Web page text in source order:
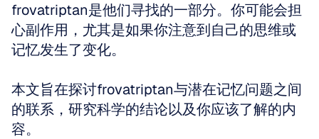
frovatriptan是他们寻找的一部分。你可能会担
心副作用，尤其是如果你注意到自己的思维或
记忆发生了变化。
本文旨在探讨frovatriptan与潜在记忆问题之间
的联系，研究科学的结论以及你应该了解的内
容。